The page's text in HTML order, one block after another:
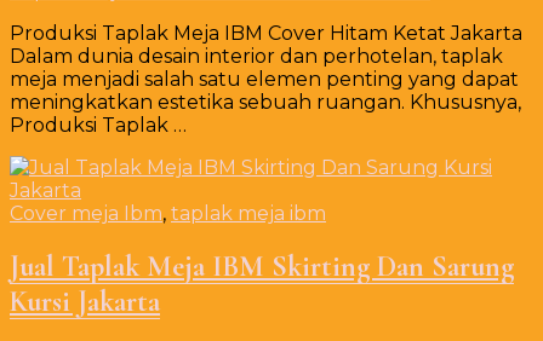
Produksi Taplak Meja IBM Cover Hitam Ketat Jakarta
Dalam dunia desain interior dan perhotelan, taplak
meja menjadi salah satu elemen penting yang dapat
meningkatkan estetika sebuah ruangan. Khususnya,
Produksi Taplak …
Cover meja Ibm, taplak meja ibm
Jual Taplak Meja IBM Skirting Dan Sarung
Kursi Jakarta